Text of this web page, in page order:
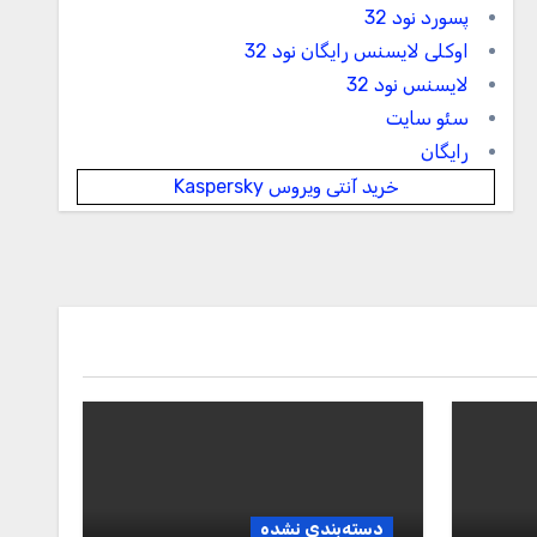
پسورد نود 32
اوکلی لایسنس رایگان نود 32
لایسنس نود 32
سئو سایت
رایگان
خرید آنتی ویروس Kaspersky
دسته‌بندی نشده